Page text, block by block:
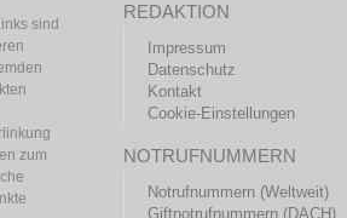
sind
zum
REDAKTION
Impressum
Datenschutz
Kontakt
Cookie-Einstellungen
NOTRUFNUMMERN
Notrufnummern (Weltweit)
Giftnotrufnummern (DACH)